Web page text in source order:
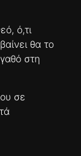
ό,τι
θα το
στη
σε